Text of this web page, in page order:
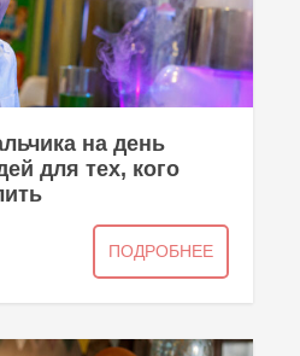
на день
для тех, кого
ПОДРОБНЕЕ